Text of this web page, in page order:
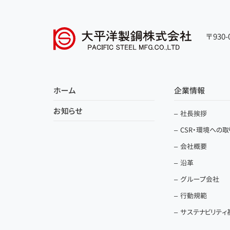
〒930-
ホーム
お知らせ
企業情報
社長挨拶
CSR・環境への
会社概要
沿革
グループ会社
行動規範
サステナビリテ